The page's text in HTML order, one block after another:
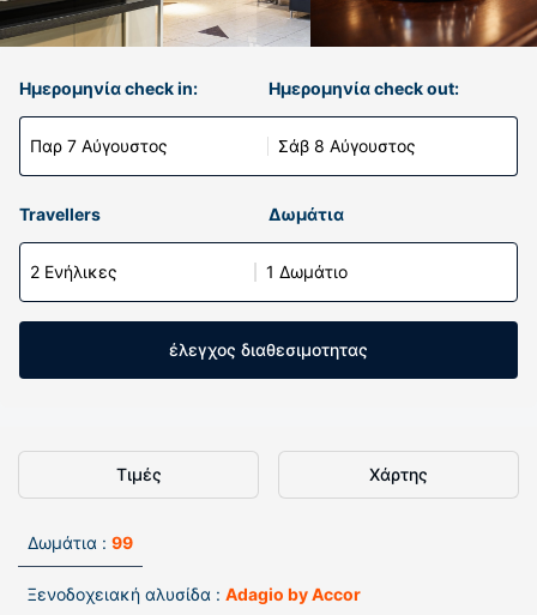
Ημερομηνία check in:
Παρ 7 Αύγουστος
Ημερομηνία check out:
Σάβ 8 Αύγουστος
Travellers Δωμάτια
2 Ενήλικες 1 Δωμάτιο
έλεγχος διαθεσιμοτητας
Τιμές Χάρτης
Δωμάτια : 99
Ξενοδοχειακή αλυσίδα : Adagio by Accor